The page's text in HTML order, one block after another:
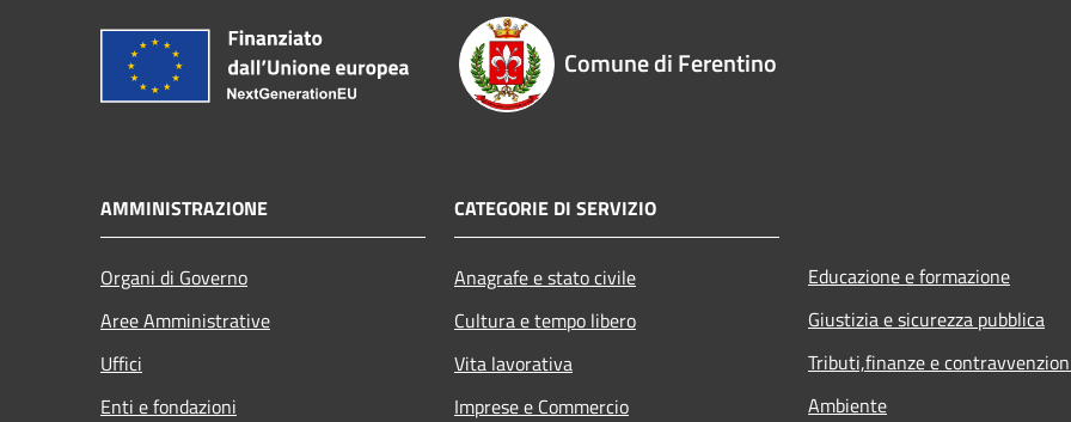
Comune di Ferentino
AMMINISTRAZIONE
Organi di Governo
Aree Amministrative
Uffici
Enti e fondazioni
CATEGORIE DI SERVIZIO
Anagrafe e stato civile
Cultura e tempo libero
Vita lavorativa
Imprese e Commercio
Educazione e formazione
Giustizia e sicurezza pubblica
Tributi,finanze e
Ambiente